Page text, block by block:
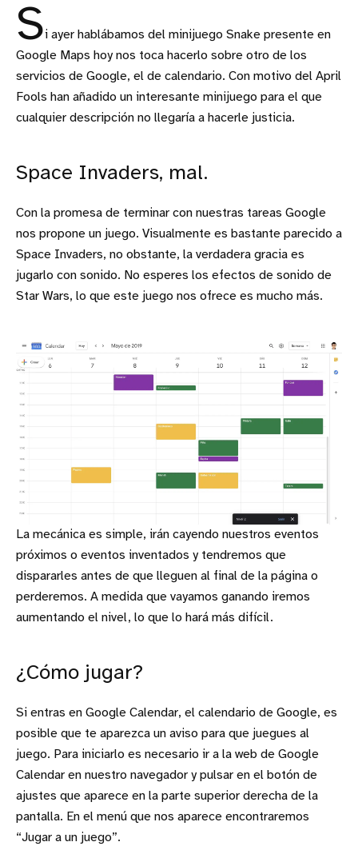
Si ayer hablábamos del minijuego Snake presente en
Google Maps hoy nos toca hacerlo sobre otro de los
servicios de Google, el de calendario. Con motivo del April
Fools han añadido un interesante minijuego para el que
cualquier descripción no llegaría a hacerle justicia.
Space Invaders, mal.
Con la promesa de terminar con nuestras tareas Google
nos propone un juego. Visualmente es bastante parecido a
Space Invaders, no obstante, la verdadera gracia es
jugarlo con sonido. No esperes los efectos de sonido de
Star Wars, lo que este juego nos ofrece es mucho más.
La mecánica es simple, irán cayendo nuestros eventos
próximos o eventos inventados y tendremos que
dispararles antes de que lleguen al final de la página o
perderemos. A medida que vayamos ganando iremos
aumentando el nivel, lo que lo hará más difícil.
¿Cómo jugar?
Si entras en Google Calendar, el calendario de Google, es
posible que te aparezca un aviso para que juegues al
juego. Para iniciarlo es necesario ir a la web de Google
Calendar en nuestro navegador y pulsar en el botón de
ajustes que aparece en la parte superior derecha de la
pantalla. En el menú que nos aparece encontraremos
“Jugar a un juego”.